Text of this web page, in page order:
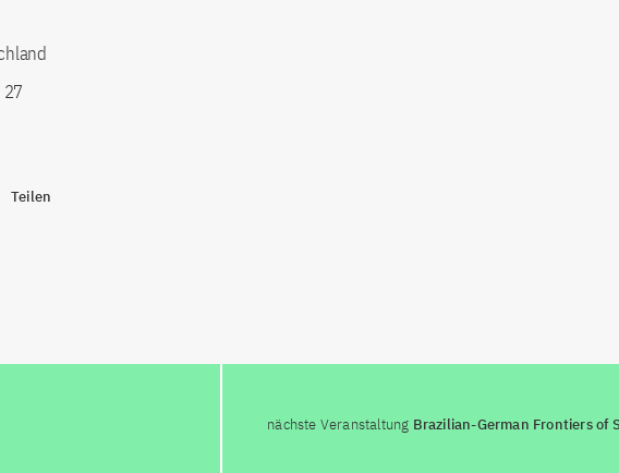
Teilen
nächste Veranstaltung Brazilian-German Frontiers of